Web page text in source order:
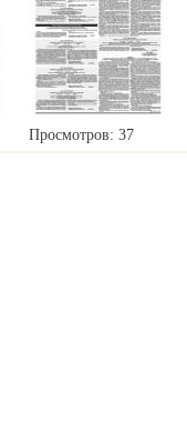
Просмотров: 37